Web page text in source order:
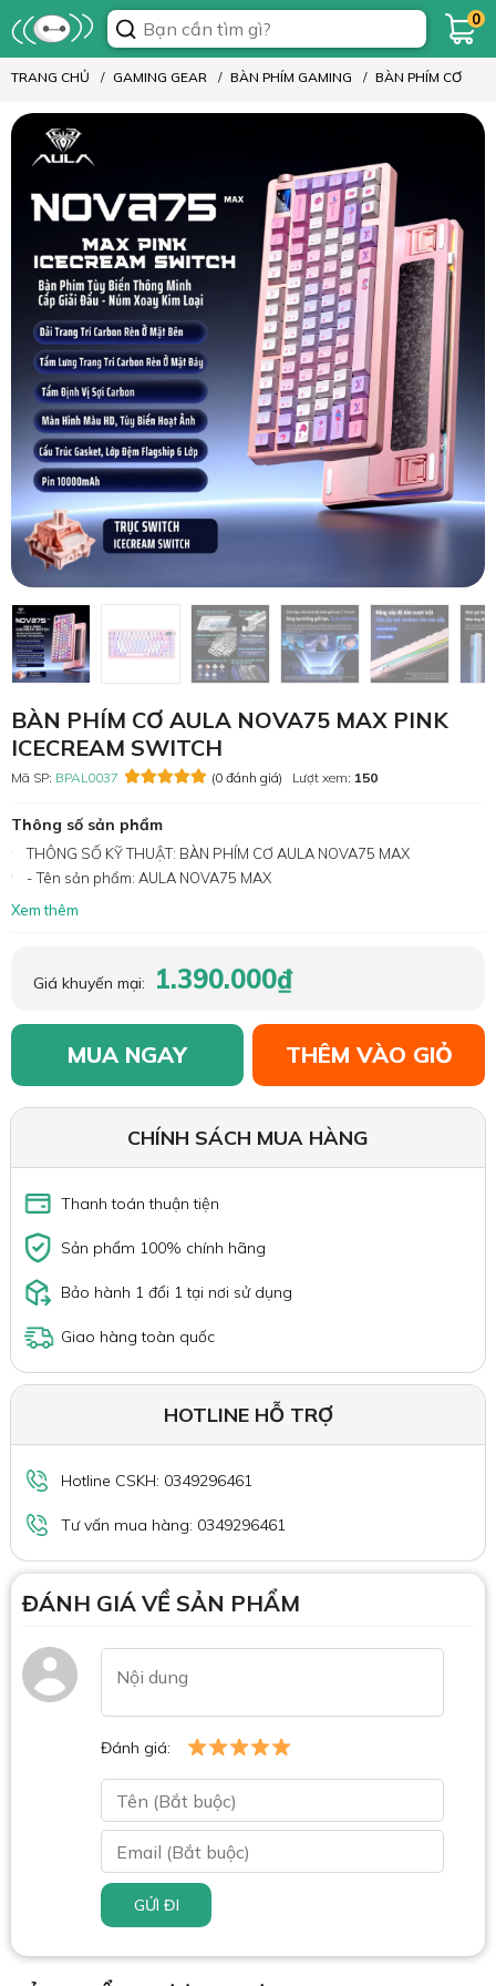
0
TRANG CHỦ GAMING GEAR BÀN PHÍM GAMING BÀN PHÍM CƠ
BÀN PHÍM CƠ AULA NOVA75 MAX PINK
ICECREAM SWITCH
Mã SP: BPAL0037 (0 đánh giá) Lượt xem: 150
Thông số sản phẩm
THÔNG SỐ KỸ THUẬT: BÀN PHÍM CƠ AULA NOVA75 MAX
- Tên sản phẩm: AULA NOVA75 MAX
Xem thêm
Giá khuyến mại: 1.390.000₫
MUA NGAY THÊM VÀO GIỎ
CHÍNH SÁCH MUA HÀNG
Thanh toán thuận tiện
Sản phẩm 100% chính hãng
Bảo hành 1 đổi 1 tại nơi sử dụng
Giao hàng toàn quốc
HOTLINE HỖ TRỢ
Hotline CSKH: 0349296461
Tư vấn mua hàng: 0349296461
ĐÁNH GIÁ VỀ SẢN PHẨM
Đánh giá:
GỬI ĐI